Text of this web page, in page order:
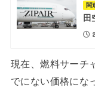
関
田
現在、燃料サーチ
でにない価格にな